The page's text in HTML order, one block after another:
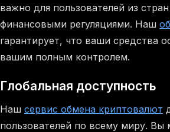
важно для пользователей из
финансовыми регуляциями. Наш
гарантирует, что ваши средства
вашим полным контролем.
Глобальная доступность
Наш сервис обмена криптовалют
пользователей по всему миру. Вы